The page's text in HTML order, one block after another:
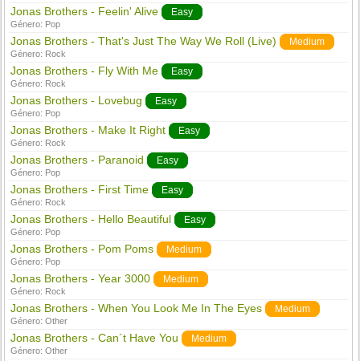
Jonas Brothers - Feelin' Alive Easy
Género: Pop
Jonas Brothers - That's Just The Way We Roll (Live) Medium
Género: Rock
Jonas Brothers - Fly With Me Easy
Género: Rock
Jonas Brothers - Lovebug Easy
Género: Pop
Jonas Brothers - Make It Right Easy
Género: Rock
Jonas Brothers - Paranoid Easy
Género: Pop
Jonas Brothers - First Time Easy
Género: Rock
Jonas Brothers - Hello Beautiful Easy
Género: Pop
Jonas Brothers - Pom Poms Medium
Género: Pop
Jonas Brothers - Year 3000 Medium
Género: Rock
Jonas Brothers - When You Look Me In The Eyes Medium
Género:Other
Jonas Brothers - Can´t Have You Medium
Género:Other